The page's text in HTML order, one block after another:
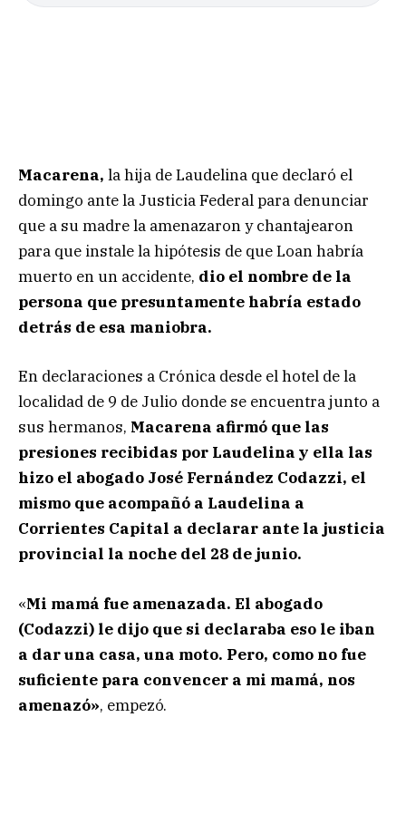
Macarena, la hija de Laudelina que declaró el
domingo ante la Justicia Federal para denunciar
que a su madre la amenazaron y chantajearon
para que instale la hipótesis de que Loan habría
muerto en un accidente, dio el nombre de la
persona que presuntamente habría estado
detrás de esa maniobra.
En declaraciones a Crónica desde el hotel de la
localidad de 9 de Julio donde se encuentra junto a
sus hermanos, Macarena afirmó que las
presiones recibidas por Laudelina y ella las
hizo el abogado José Fernández Codazzi, el
mismo que acompañó a Laudelina a
Corrientes Capital a declarar ante la justicia
provincial la noche del 28 de junio.
«Mi mamá fue amenazada. El abogado
(Codazzi) le dijo que si declaraba eso le iban
a dar una casa, una moto. Pero, como no fue
suficiente para convencer a mi mamá, nos
amenazó», empezó.